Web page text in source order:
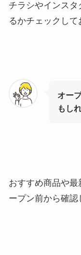
チラシやインス
るかチェックして
オー
もし
おすすめ商品や
ープン前から確認